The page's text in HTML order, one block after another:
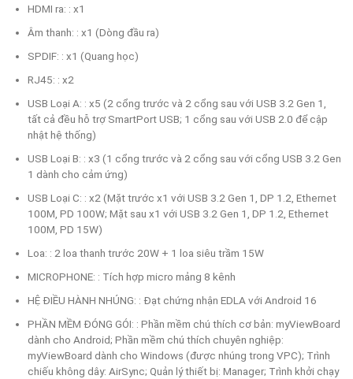
HDMI ra: : x1
Âm thanh: : x1 (Dòng đầu ra)
SPDIF: : x1 (Quang học)
RJ45: : x2
USB Loại A: : x5 (2 cổng trước và 2 cổng sau với USB 3.2 Gen 1,
tất cả đều hỗ trợ SmartPort USB; 1 cổng sau với USB 2.0 để cập
nhật hệ thống)
USB Loại B: : x3 (1 cổng trước và 2 cổng sau với cổng USB 3.2 Gen
1 dành cho cảm ứng)
USB Loại C: : x2 (Mặt trước x1 với USB 3.2 Gen 1, DP 1.2, Ethernet
100M, PD 100W; Mặt sau x1 với USB 3.2 Gen 1, DP 1.2, Ethernet
100M, PD 15W)
Loa: : 2 loa thanh trước 20W + 1 loa siêu trầm 15W
MICROPHONE: : Tích hợp micro mảng 8 kênh
HỆ ĐIỀU HÀNH NHÚNG: : Đạt chứng nhận EDLA với Android 16
PHẦN MỀM ĐÓNG GÓI: : Phần mềm chú thích cơ bản: myViewBoard
dành cho Android; Phần mềm chú thích chuyên nghiệp:
myViewBoard dành cho Windows (được nhúng trong VPC); Trình
chiếu không dây: AirSync; Quản lý thiết bị: Manager; Trình khởi chạy